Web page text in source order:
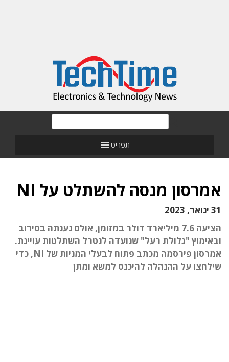
תפריט
אמרסון מנסה להשתלט על NI
31 ינואר, 2023
הציעה 7.6 מיליארד דולר במזומן, אולם נענתה בסירוב
ובאימוץ "גלולת רעל" שנועדה לנטרל השתלטות עויינת.
אמרסון פירסמה מכתב פתוח לבעלי המניות של NI, כדי
שילחצו על ההנהלה להיכנס למשא ומתן